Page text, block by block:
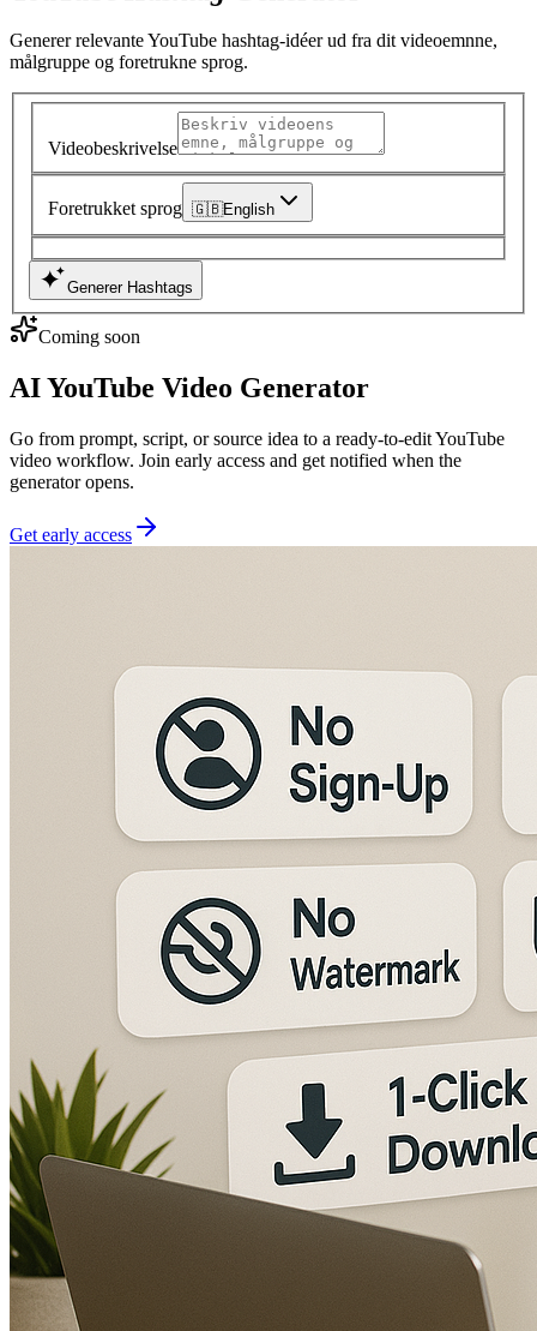
Generer relevante YouTube hashtag-idéer ud fra dit videoemnne,
målgruppe og foretrukne sprog.
Videobeskrivelse
Foretrukket sprog 🇬🇧English
Generer Hashtags
Coming soon
AI YouTube Video Generator
Go from prompt, script, or source idea to a ready-to-edit YouTube
video workflow. Join early access and get notified when the
generator opens.
Get early access